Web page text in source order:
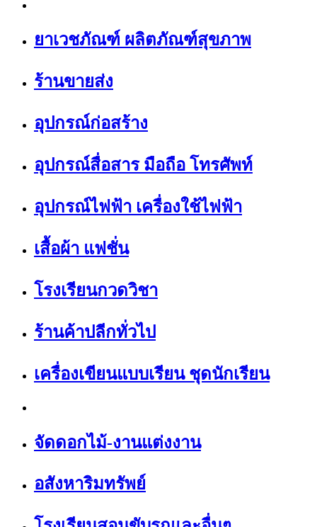
ยาเวชภัณฑ์ ผลิตภัณฑ์สุขภาพ
ร้านขายส่ง
อุปกรณ์ก่อสร้าง
อุปกรณ์สื่อสาร มือถือ โทรศัพท์
อุปกรณ์ไฟฟ้า เครื่องใช้ไฟฟ้า
เสื้อผ้า แฟชั่น
โรงเรียนกวดวิชา
ร้านค้าปลีกทั่วไป
เครื่องเขียนแบบเรียน ชุดนักเรียน
จัดดอกไม้-งานแต่งงาน
อสังหาริมทรัพย์